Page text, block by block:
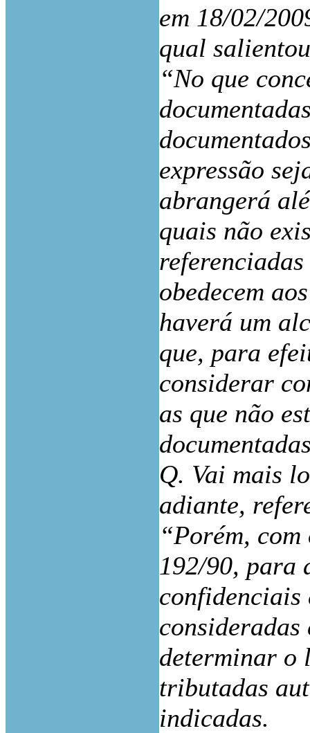
em 18/02/
qual
“No que
expressão
abrangerá
quais não
referenciadas
obedecem
haverá um
que, para
considerar
as que não
Q. Vai mais
adiante,
“Porém,
192/90, para
confidenciais
consideradas
determinar o
tributadas
indicadas.